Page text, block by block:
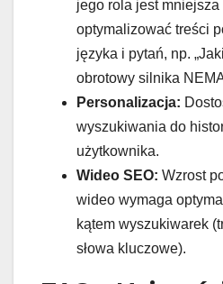
jego rola jest
optymalizować treści
języka i pytań, np.
obrotowy silnika
Personalizacja:
wyszukiwania do
użytkownika.
Wideo SEO: Wzrost
wideo wymaga
kątem wyszukiwarek
słowa kluczowe).